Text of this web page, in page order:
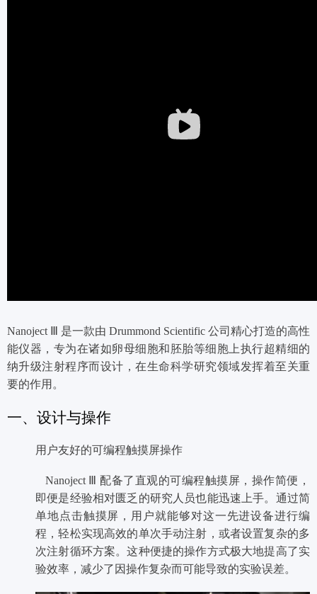
Nanoject Ⅲ 是一款由 Drummond Scientific 公司精心打造的高性
能仪器，专为在诸如卵母细胞和胚胎等细胞上执行超精细的
纳升级注射程序而设计，在生命科学研究领域发挥着至关重
要的作用。
一、设计与操作
用户友好的可编程触摸屏操作
Nanoject Ⅲ 配备了直观的可编程触摸屏，操作简便，
即便是经验相对匮乏的研究人员也能迅速上手。通过简
单地点击触摸屏，用户就能够对这一先进设备进行编
程，轻松实现高效的单次手动注射，或者设置复杂的多
次注射循环方案。这种便捷的操作方式极大地提高了实
验效率，减少了因操作复杂而可能导致的实验误差。